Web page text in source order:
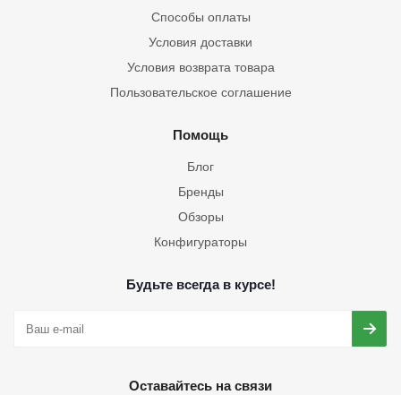
Способы оплаты
Условия доставки
Условия возврата товара
Пользовательское соглашение
Помощь
Блог
Бренды
Обзоры
Конфигураторы
Будьте всегда в курсе!
Оставайтесь на связи